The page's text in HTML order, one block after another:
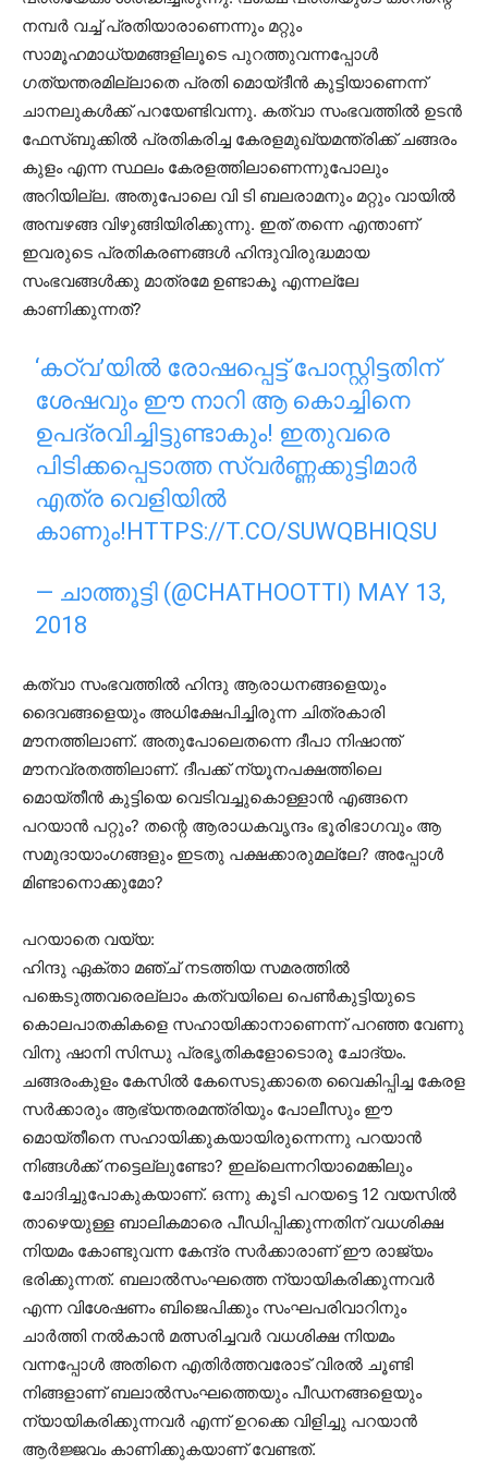
നമ്പർ വച്ച് പ്രതിയാരാണെന്നും മറ്റും
സാമൂഹമാധ്യമങ്ങളിലൂടെ പുറത്തുവന്നപ്പോൾ
ഗത്യന്തരമില്ലാതെ പ്രതി മൊയ്‌ദീൻ കുട്ടിയാണെന്ന്
ചാനലുകൾക്ക് പറയേണ്ടിവന്നു. കത്‌വാ സംഭവത്തിൽ ഉടൻ
ഫേസ്ബുക്കിൽ പ്രതികരിച്ച കേരളമുഖ്യമന്ത്രിക്ക് ചങ്ങരം
കുളം എന്ന സ്ഥലം കേരളത്തിലാണെന്നുപോലും
അറിയില്ല. അതുപോലെ വി ടി ബലരാമനും മറ്റും വായിൽ
അമ്പഴങ്ങ വിഴുങ്ങിയിരിക്കുന്നു. ഇത് തന്നെ എന്താണ്
ഇവരുടെ പ്രതികരണങ്ങൾ ഹിന്ദുവിരുദ്ധമായ
സംഭവങ്ങൾക്കു മാത്രമേ ഉണ്ടാകൂ എന്നല്ലേ
കാണിക്കുന്നത്?
‘കഠ്‌വ’യില്‍ രോഷപ്പെട്ട് പോസ്റ്റിട്ടതിന്
ശേഷവും ഈ നാറി ആ കൊച്ചിനെ
ഉപദ്രവിച്ചിട്ടുണ്ടാകും! ഇതുവരെ
പിടിക്കപ്പെടാത്ത സ്വർണ്ണക്കുട്ടിമാർ
എത്ര വെളിയിൽ
കാണും!HTTPS://T.CO/SUWQBHIQSU
— ചാത്തൂട്ടി (@CHATHOOTTI) MAY 13,
2018
കത്‌വാ സംഭവത്തിൽ ഹിന്ദു ആരാധനങ്ങളെയും
ദൈവങ്ങളെയും അധിക്ഷേപിച്ചിരുന്ന ചിത്രകാരി
മൗനത്തിലാണ്. അതുപോലെതന്നെ ദീപാ നിഷാന്ത്
മൗനവ്രതത്തിലാണ്. ദീപക്ക് ന്യൂനപക്ഷത്തിലെ
മൊയ്തീൻ കുട്ടിയെ വെടിവച്ചുകൊള്ളാൻ എങ്ങനെ
പറയാൻ പറ്റും? തന്റെ ആരാധകവൃന്ദം ഭൂരിഭാഗവും ആ
സമുദായാംഗങ്ങളും ഇടതു പക്ഷക്കാരുമല്ലേ? അപ്പോൾ
മിണ്ടാനൊക്കുമോ?
പറയാതെ വയ്യ:
ഹിന്ദു ഏക്താ മഞ്ച് നടത്തിയ സമരത്തിൽ
പങ്കെടുത്തവരെല്ലാം കത്വയിലെ പെൺകുട്ടിയുടെ
കൊലപാതകികളെ സഹായിക്കാനാണെന്ന് പറഞ്ഞ വേണു
വിനു ഷാനി സിന്ധു പ്രഭൃതികളോടൊരു ചോദ്യം.
ചങ്ങരംകുളം കേസിൽ കേസെടുക്കാതെ വൈകിപ്പിച്ച കേരള
സർക്കാരും ആഭ്യന്തരമന്ത്രിയും പോലീസും ഈ
മൊയ്തീനെ സഹായിക്കുകയായിരുന്നെന്നു പറയാൻ
നിങ്ങൾക്ക് നട്ടെല്ലുണ്ടോ? ഇല്ലെന്നറിയാമെങ്കിലും
ചോദിച്ചുപോകുകയാണ്. ഒന്നു കൂടി പറയട്ടെ 12 വയസില്‍
താഴെയുള്ള ബാലികമാരെ പീഡിപ്പിക്കുന്നതിന് വധശിക്ഷ
നിയമം കോണ്ടുവന്ന കേന്ദ്ര സര്‍ക്കാരാണ് ഈ രാജ്യം
ഭരിക്കുന്നത്. ബലാല്‍സംഘത്തെ ന്യായികരിക്കുന്നവര്‍
എന്ന വിശേഷണം ബിജെപിക്കും സംഘപരിവാറിനും
ചാര്‍ത്തി നല്‍കാന്‍ മത്സരിച്ചവര്‍ വധശിക്ഷ നിയമം
വന്നപ്പോള്‍ അതിനെ എതിര്‍ത്തവരോട് വിരല്‍ ചൂണ്ടി
നിങ്ങളാണ് ബലാല്‍സംഘത്തെയും പീഡനങ്ങളെയും
ന്യായികരിക്കുന്നവര്‍ എന്ന് ഉറക്കെ വിളിച്ചു പറയാന്‍
ആര്‍ജ്ജവം കാണിക്കുകയാണ് വേണ്ടത്.